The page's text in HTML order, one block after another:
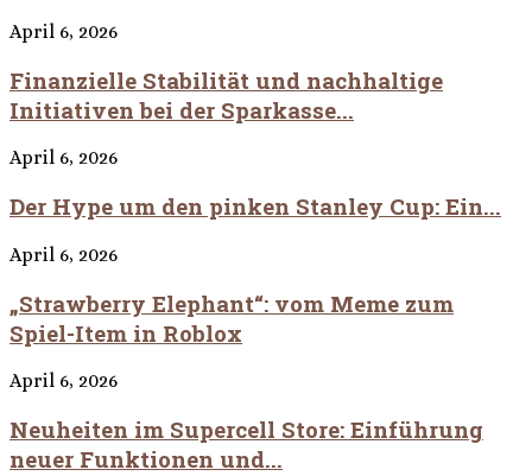
April 6, 2026
Finanzielle Stabilität und nachhaltige
Initiativen bei der Sparkasse...
April 6, 2026
Der Hype um den pinken Stanley Cup: Ein...
April 6, 2026
„Strawberry Elephant“: vom Meme zum
Spiel-Item in Roblox
April 6, 2026
Neuheiten im Supercell Store: Einführung
neuer Funktionen und...